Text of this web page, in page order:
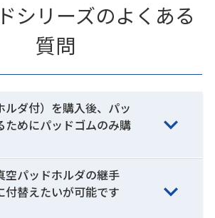
シリーズのよくある
質問
ルダ付）を購入後、パッ
ためにパッドゴムのみ購
空パッドホルダの継手
付替えたいが可能です